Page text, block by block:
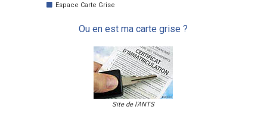
Espace Carte Grise
Ou en est ma carte grise ?
Site de l'ANTS